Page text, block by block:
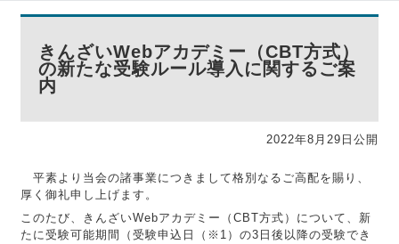
きんざいWebアカデミー（CBT方式）
の新たな受験ルール導入に関するご案
内
2022年8月29日公開
平素より当会の諸事業につきまして格別なるご高配を賜り、
厚く御礼申し上げます。
このたび、きんざいWebアカデミー（CBT方式）について、新
たに受験可能期間（受験申込日（※1）の3日後以降の受験でき